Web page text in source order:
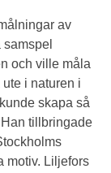
av
och ville måla
i naturen i
skapa så
tillbringade
motiv. Liljefors